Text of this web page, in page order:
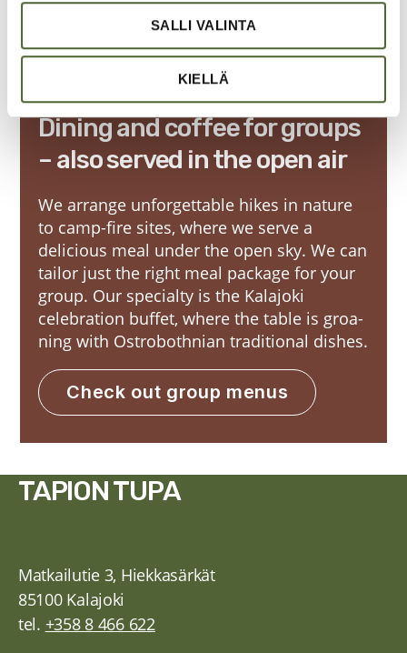
SALLI VALINTA
KIELLÄ
Dining and coffee for groups
– also served in the open air
We arran­ge unfor­get­table hikes in natu­re
to camp-fire sites, whe­re we ser­ve a
delicious meal under the open sky. We can
tai­lor just the right meal pac­ka­ge for your
group. Our special­ty is the Kala­jo­ki
celebra­tion buf­fet, whe­re the table is groa­
ning with Ostro­both­nian tra­di­tio­nal dishes.
Check out group menus
TAPION TUPA
Matkailutie 3, Hiekkasärkät
85100 Kalajoki
tel. +358 8 466 622